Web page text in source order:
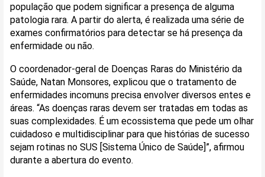
população que podem significar a presença de alguma
patologia rara. A partir do alerta, é realizada uma série de
exames confirmatórios para detectar se há presença da
enfermidade ou não.
O coordenador-geral de Doenças Raras do Ministério da
Saúde, Natan Monsores, explicou que o tratamento de
enfermidades incomuns precisa envolver diversos entes e
áreas. “As doenças raras devem ser tratadas em todas as
suas complexidades. É um ecossistema que pede um olhar
cuidadoso e multidisciplinar para que histórias de sucesso
sejam rotinas no SUS [Sistema Único de Saúde]”, afirmou
durante a abertura do evento.